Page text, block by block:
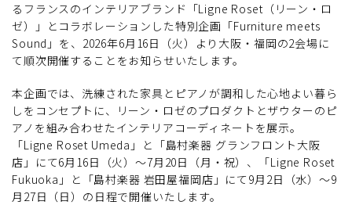
るフランスのインテリアブランド「Ligne Roset（リーン・ロ
ゼ）」とコラボレーションした特別企画「Furniture meets
Sound」を、2026年6月16日（火）より大阪・福岡の2会場に
て順次開催することをお知らせいたします。
本企画では、洗練された家具とピアノが調和した心地よい暮ら
しをコンセプトに、リーン・ロゼのプロダクトとザウターのピ
アノを組み合わせたインテリアコーディネートを展示。
「Ligne Roset Umeda」と「島村楽器 グランフロント大阪
店」にて6月16日（火）〜7月20日（月・祝）、「Ligne Roset
Fukuoka」と「島村楽器 岩田屋福岡店」にて9月2日（水）〜9
月27日（日）の日程で開催いたします。